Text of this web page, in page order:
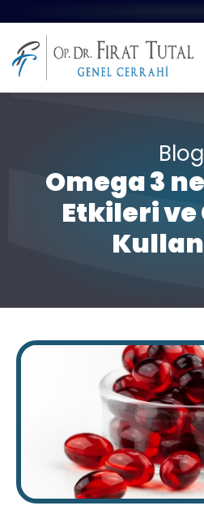
Blog
Omega 3
Etkileri